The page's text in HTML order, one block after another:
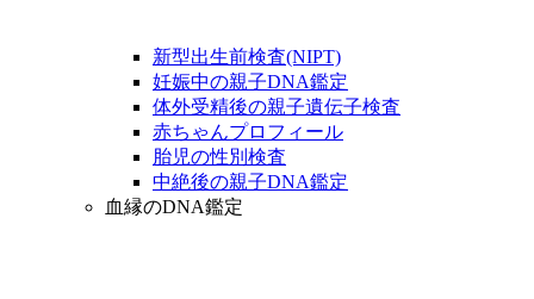
新型出生前検査(NIPT)
妊娠中の親子DNA鑑定
体外受精後の親子遺伝子検査
赤ちゃんプロフィール
胎児の性別検査
中絶後の親子DNA鑑定
血縁のDNA鑑定